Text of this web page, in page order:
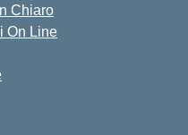
Chiaro
On Line